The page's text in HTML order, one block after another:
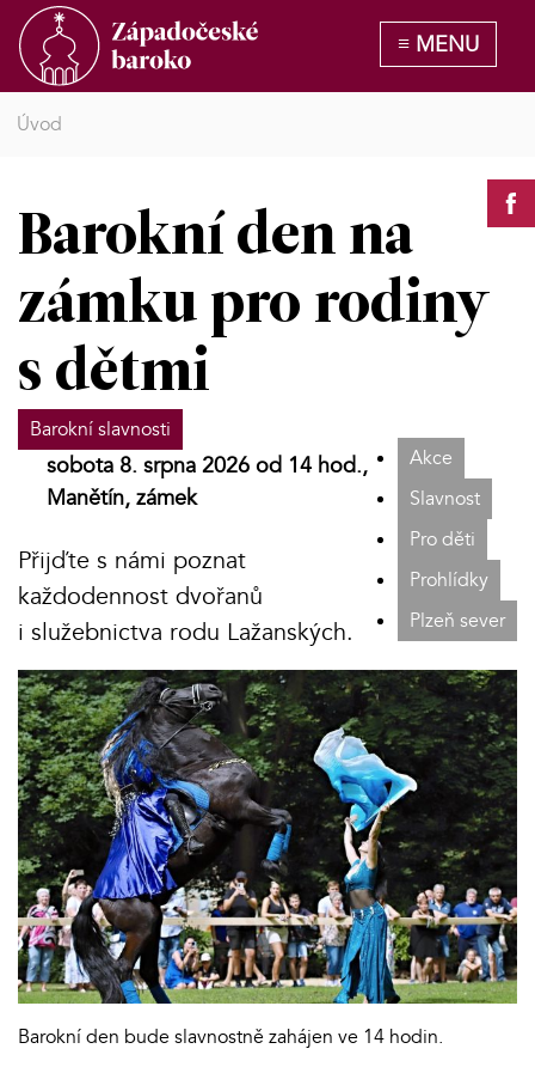
Úvod
Barokní den na
zámku pro rodiny
s dětmi
Barokní slavnosti
Akce
Slavnost
Pro děti
Prohlídky
Plzeň sever
sobota 8. srpna 2026 od 14 hod.,
Manětín, zámek
Přijďte s námi poznat
každodennost dvořanů
i služebnictva rodu Lažanských.
Barokní den bude slavnostně zahájen ve 14 hodin.